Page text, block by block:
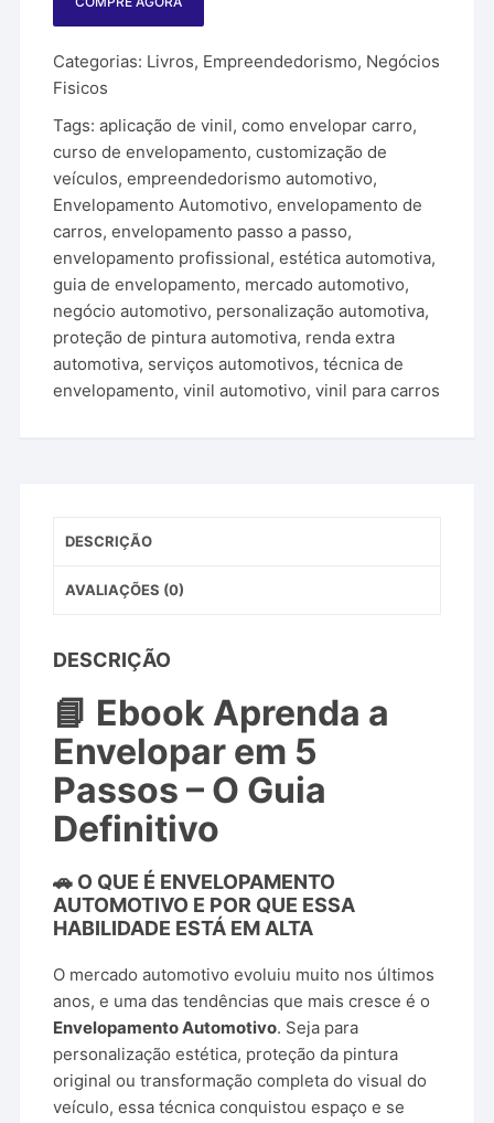
Categorias: Livros, Empreendedorismo, Negócios
Fisicos
Tags:aplicação de vinil,como envelopar carro,
curso de envelopamento,customização de
veículos,empreendedorismo automotivo,
Envelopamento Automotivo,envelopamento de
carros,envelopamento passo a passo,
envelopamento profissional,estética automotiva,
guia de envelopamento, mercado automotivo,
negócio automotivo, personalização automotiva,
proteção de pintura automotiva, renda extra
automotiva, serviços automotivos,técnica de
envelopamento,vinil automotivo,vinil para carros
DESCRIÇÃO
AVALIAÇÕES (0)
DESCRIÇÃO
📘 Ebook Aprenda a
Envelopar em 5
Passos – O Guia
Definitivo
🚗 O QUE É ENVELOPAMENTO
AUTOMOTIVO E POR QUE ESSA
HABILIDADE ESTÁ EM ALTA
O mercado automotivo evoluiu muito nos últimos
anos, e uma das tendências que mais cresce é o
Envelopamento Automotivo. Seja para
personalização estética, proteção da pintura
original ou transformação completa do visual do
veículo, essa técnica conquistou espaço e se